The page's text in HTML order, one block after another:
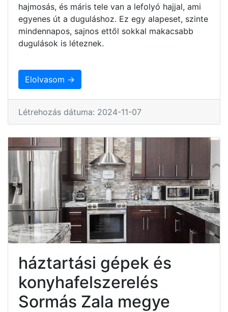
hajmosás, és máris tele van a lefolyó hajjal, ami
egyenes út a duguláshoz. Ez egy alapeset, szinte
mindennapos, sajnos ettől sokkal makacsabb
dugulások is léteznek.
Elolvasom →
Létrehozás dátuma: 2024-11-07
háztartási gépek és
konyhafelszerelés
Sormás Zala megye